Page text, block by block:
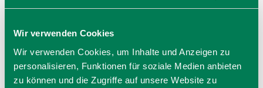
Wir verwenden Cookies
Wir verwenden Cookies, um Inhalte und Anzeigen zu
personalisieren, Funktionen für soziale Medien anbieten
zu können und die Zugriffe auf unsere Website zu